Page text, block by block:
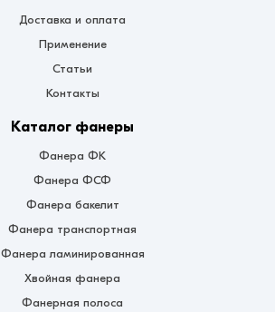
Доставка и оплата
Применение
Статьи
Контакты
Каталог фанеры
Фанера ФК
Фанера ФСФ
Фанера бакелит
Фанера транспортная
Фанера ламинированная
Хвойная фанера
Фанерная полоса